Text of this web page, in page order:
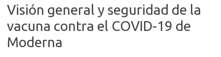
Visión general y seguridad de la
vacuna contra el COVID-19 de
Moderna